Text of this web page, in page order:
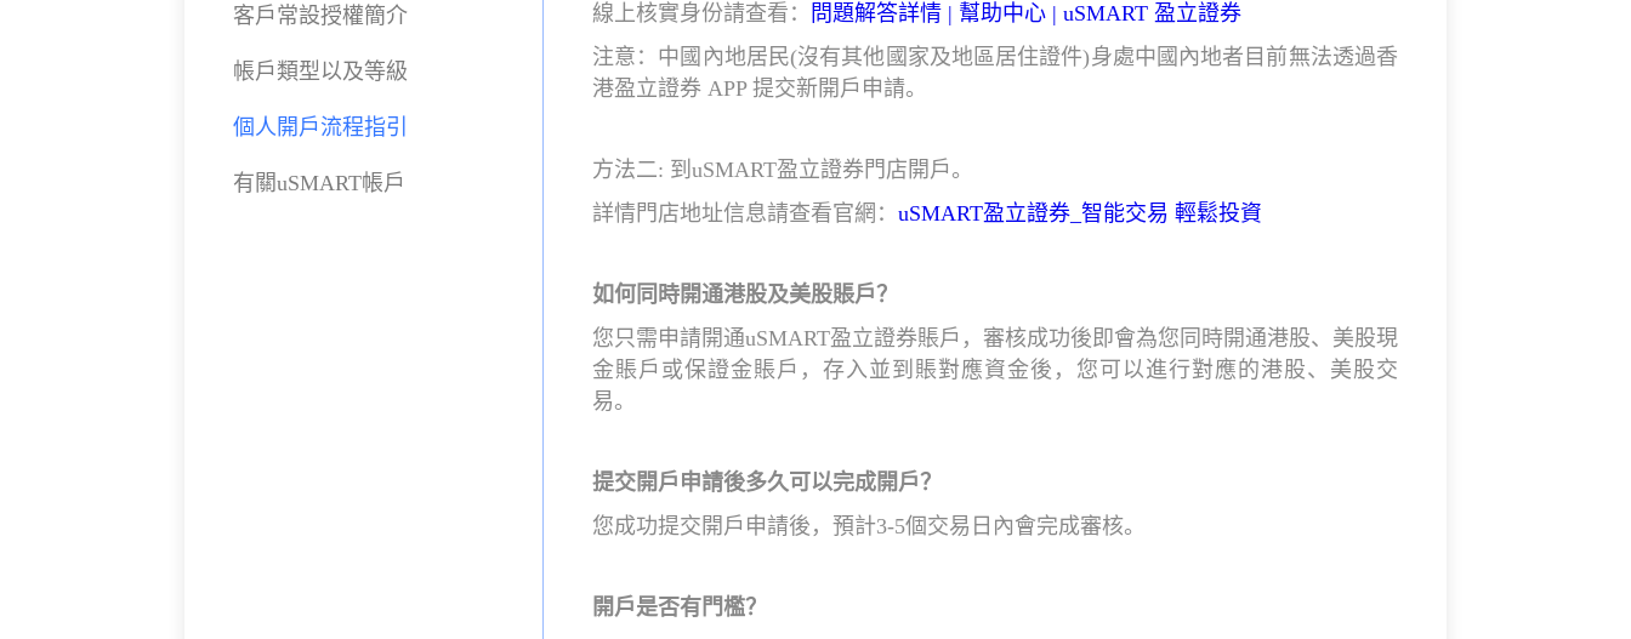
客戶常設授權簡介
帳戶類型以及等級
個人開戶流程指引
有關uSMART帳戶
線上核實身份請查看 ：
問題解答詳情 | 幫助中心 | uSMART 盈立證券
注意 ： 中國內地居民(沒有其他國家及地區居住證件)身處中國內地者目前無法透過香
港盈立證券 APP 提交新開戶申請。
方法二: 到uSMART盈立證券門店開戶 。
詳情門店地址信息請查看官網 ： uSMART盈立證券_智能交易 輕鬆投資
如何同時開通港股及美股賬戶？
您只需申請開通uSMART盈立證券賬戶，審核成功後即會為您同時開通港股、美股現
金賬戶或保證金賬戶，存入並到賬對應資金後，您可以進行對應的港股、美股交
易。
提交開戶申請後多久可以完成開戶？
您成功提交開戶申請後，預計3-5個交易日內會完成審核。
開戶是否有門檻？